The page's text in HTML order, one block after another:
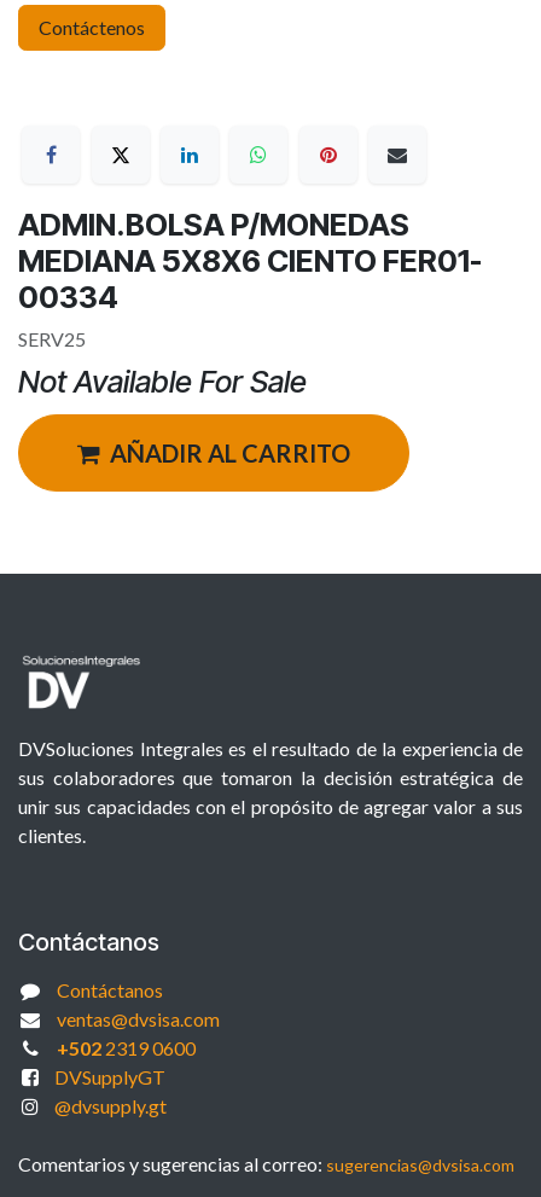
Contáctenos
ADMIN.BOLSA P/MONEDAS
MEDIANA 5X8X6 CIENTO FER01-
00334
SERV25
Not Available For Sale
AÑADIR AL CARRITO
DVSoluciones Integrales es el resultado de la experiencia de
sus colaboradores que tomaron la decisión estratégica de
unir sus capacidades con el propósito de agregar valor a sus
clientes.
Contáctanos
Contáctanos
ventas@dvsisa.com
+5022319 0600
DVSupplyGT
@dvsupply.gt
Comentarios y sugerencias al correo: sugerencias@dvsisa.com